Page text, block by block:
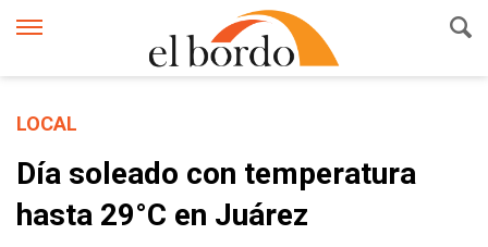
LOCAL
Día soleado con temperatura
hasta 29°C en Juárez